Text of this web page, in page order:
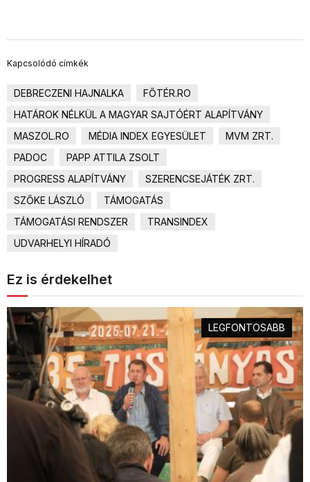
Kapcsolódó címkék
DEBRECZENI HAJNALKA
FŐTÉR.RO
HATÁROK NÉLKÜL A MAGYAR SAJTÓÉRT ALAPÍTVÁNY
MASZOL.RO
MÉDIA INDEX EGYESÜLET
MVM ZRT.
PADOC
PAPP ATTILA ZSOLT
PROGRESS ALAPÍTVÁNY
SZERENCSEJÁTÉK ZRT.
SZŐKE LÁSZLÓ
TÁMOGATÁS
TÁMOGATÁSI RENDSZER
TRANSINDEX
UDVARHELYI HÍRADÓ
Ez is érdekelhet
LEGFONTOSABB